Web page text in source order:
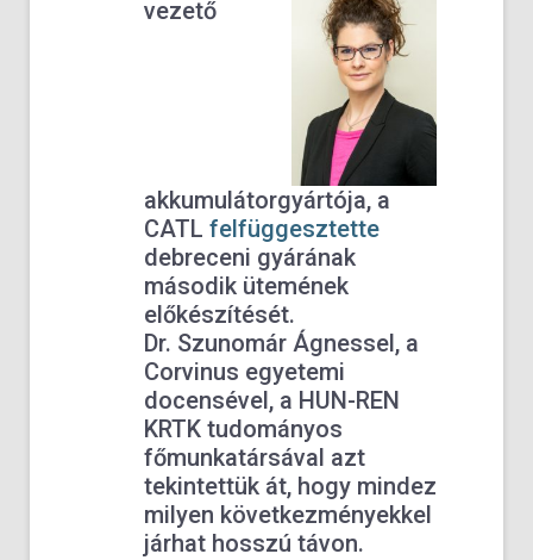
vezető
akkumulátorgyártója, a
CATL felfüggesztette
debreceni gyárának
második ütemének
előkészítését.
Dr. Szunomár Ágnessel, a
Corvinus egyetemi
docensével, a HUN-REN
KRTK tudományos
főmunkatársával azt
tekintettük át, hogy mindez
milyen következményekkel
járhat hosszú távon.